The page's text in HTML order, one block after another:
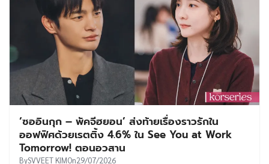
‘ซออินกุก – พัคจีฮยอน’ ส่งท้ายเรื่องราวรักใน
ออฟฟิศด้วยเรตติ้ง 4.6% ใน See You at Work
Tomorrow! ตอนอวสาน
BySVVEET KIMOn29/07/2026